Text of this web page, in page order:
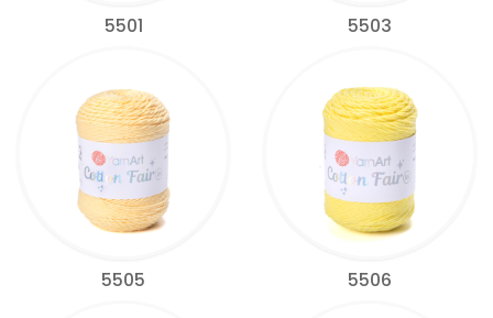
5501 5503
5505 5506